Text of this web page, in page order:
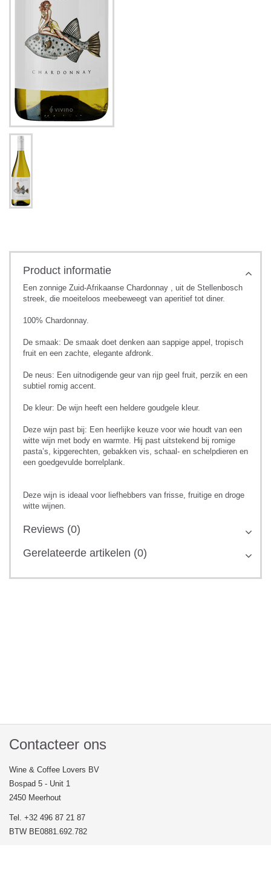
Product informatie
Een zonnige Zuid-Afrikaanse Chardonnay , uit de Stellenbosch
streek, die moeiteloos meebeweegt van aperitief tot diner.
100% Chardonnay.
De smaak: De smaak doet denken aan sappige appel, tropisch
fruit en een zachte, elegante afdronk.
De neus: Een uitnodigende geur van rijp geel fruit, perzik en een
subtiel romig accent.
De kleur: De wijn heeft een heldere goudgele kleur.
Deze wijn past bij: Een heerlijke keuze voor wie houdt van een
witte wijn met body en warmte. Hij past uitstekend bij romige
pasta’s, kipgerechten, gebakken vis, schaal- en schelpdieren en
een goedgevulde borrelplank.
Deze wijn is ideaal voor liefhebbers van frisse, fruitige en droge
witte wijnen.
Reviews (0)
Gerelateerde artikelen (0)
Contacteer ons
Wine & Coffee Lovers BV
Bospad 5 - Unit 1
2450 Meerhout
Tel. +32 496 87 21 87
BTW BE0881.692.782